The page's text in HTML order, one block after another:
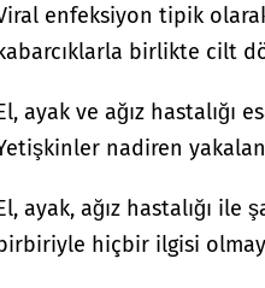
enfeksiyon tipik
birlikte cilt
ayak ve ağız hastalığı
nadiren
ayak, ağız hastalığı ile
hiçbir ilgisi